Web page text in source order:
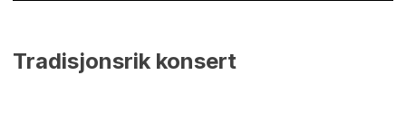
Tradisjonsrik konsert